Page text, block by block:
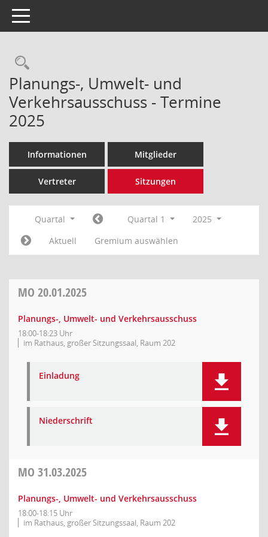
Toggle navigation
Rechercheauswahl
Planungs-, Umwelt- und
Verkehrsausschuss - Termine
2025
Informationen Mitglieder
Vertreter Sitzungen
Quartal Quartal 1
2025
Aktuell
Gremium auswählen
MO 20.01.2025
Planungs-, Umwelt- und Verkehrsausschuss
18:00-18:23 Uhr
im Rathaus, großer Sitzungssaal, Raum 202
Einladung
Niederschrift
MO 31.03.2025
Planungs-, Umwelt- und Verkehrsausschuss
18:00-18:15 Uhr
im Rathaus, großer Sitzungssaal, Raum 202